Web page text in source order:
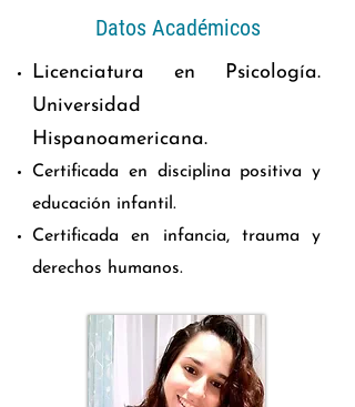
Datos Académicos
Licenciatura en Psicología.
Universidad
Hispanoamericana.
Certificada en disciplina positiva y
educación infantil.
Certificada en infancia, trauma y
derechos humanos.